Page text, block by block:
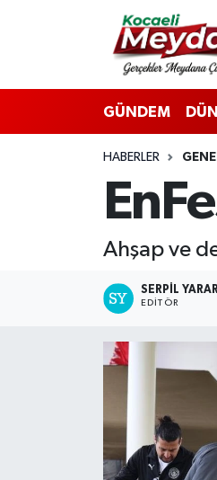
GÜNDEM
HABERLER
Ahşap ve
SERPİL
EDITÖR
Nöbetçi Eczaneler
Hava Durumu
Trafik Durumu
Süper Lig Puan Durumu
Tüm Manşetler
Son Dakika Haberleri
Haber Arşivi